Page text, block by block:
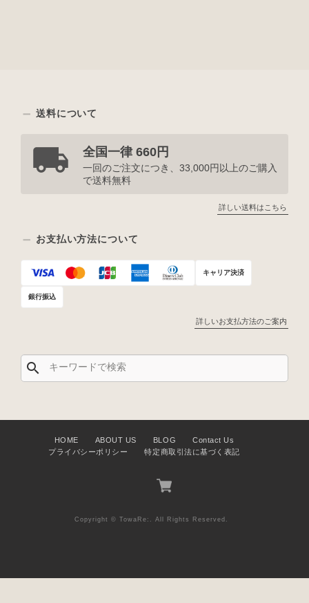
送料について
全国一律 660円
一回のご注文につき、33,000円以上のご購入
で送料無料
詳しい送料はこちら
お支払い方法について
キャリア決済
銀行振込
詳しいお支払方法のご案内
search
HOME ABOUT US BLOG
Contact Us
プライバシーポリシー
特定商取引法に基づく表記
Copyright © TowaRe:. All Rights Reserved.